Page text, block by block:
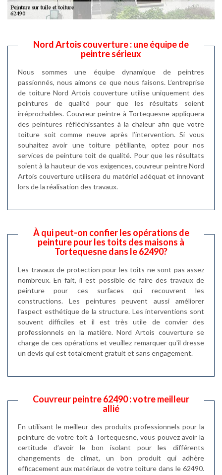
Nord Artois couverture : une équipe de
peintre sérieux
Nous sommes une équipe dynamique de peintres
passionnés, nous aimons ce que nous faisons. L’entreprise
de toiture Nord Artois couverture utilise uniquement des
peintures de qualité pour que les résultats soient
irréprochables. Couvreur peintre à Tortequesne appliquera
des peintures réfléchissantes à la chaleur afin que votre
toiture soit comme neuve après l’intervention. Si vous
souhaitez avoir une toiture pétillante, optez pour nos
services de peinture toit de qualité. Pour que les résultats
soient à la hauteur de vos exigences, couvreur peintre Nord
Artois couverture utilisera du matériel adéquat et innovant
lors de la réalisation des travaux.
À qui peut-on confier les opérations de
peinture pour les toits des maisons à
Tortequesne dans le 62490?
Les travaux de protection pour les toits ne sont pas assez
nombreux. En fait, il est possible de faire des travaux de
peinture pour ces surfaces qui recouvrent les
constructions. Les peintures peuvent aussi améliorer
l'aspect esthétique de la structure. Les interventions sont
souvent difficiles et il est très utile de convier des
professionnels en la matière. Nord Artois couverture se
charge de ces opérations et veuillez remarquer qu'il dresse
un devis qui est totalement gratuit et sans engagement.
Couvreur peintre 62490 : votre meilleur
allié
En utilisant le meilleur des produits professionnels pour la
peinture de votre toit à Tortequesne, vous pouvez avoir la
certitude d’avoir le bon isolant pour les différents
changements de climat, un bon produit qui adhère
efficacement aux matériaux de votre toiture dans le 62490.